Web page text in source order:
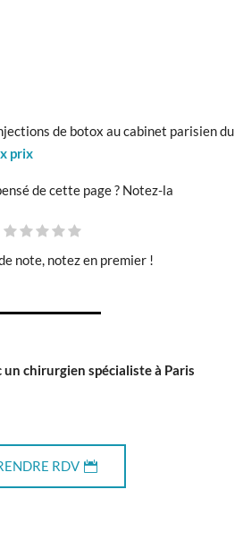
de botox au cabinet parisien du
prix
de cette page ? Notez-la
note, notez en premier !
un chirurgien spécialiste à Paris
RDV